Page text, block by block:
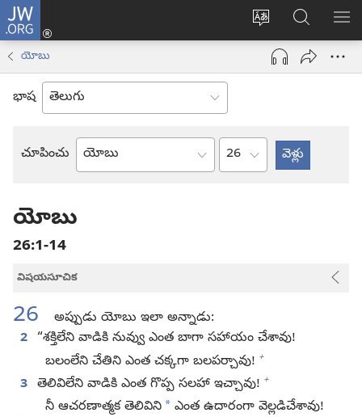
JW.ORG
సైట్
భాష
మార్చండి
లాగిన్
(కొత్త
ఓపెన్‌
JW.ORGలో
వెదకండి
యోబు
భాష
చూపించు
బైబిలు
అధ్యాయం
యోబు
26:1-14
విషయసూచిక
26
అప్పుడు యోబు ఇలా అన్నాడు:
2 “శక్తిలేని వాడికి నువ్వు ఎంత బాగా సహాయం చేశావు!
బలంలేని చేతిని ఎంత చక్కగా బలపర్చావు! +
3 తెలివిలేని వాడికి ఎంత గొప్ప సలహా ఇచ్చావు! +
నీ ఆచరణాత్మక తెలివిని * ఎంత ఉదారంగా వెల్లడిచేశావు!